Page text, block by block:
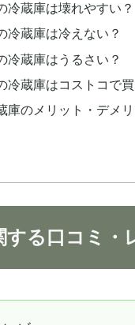
冷蔵庫は壊れやすい？
冷蔵庫は冷えない？
冷蔵庫はうるさい？
冷蔵庫はコストコで
庫のメリット・デメリ
る口コミ・